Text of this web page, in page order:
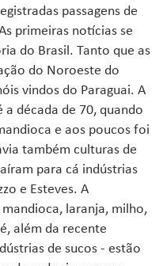
passagens de
primeiras notícias se
do Brasil. Tanto que as
do Noroeste do
vindos do Paraguai. A
década de 70, quando
e aos poucos foi
também culturas de
para cá indústrias
e Esteves. A
laranja, milho,
além da recente
de sucos - estão